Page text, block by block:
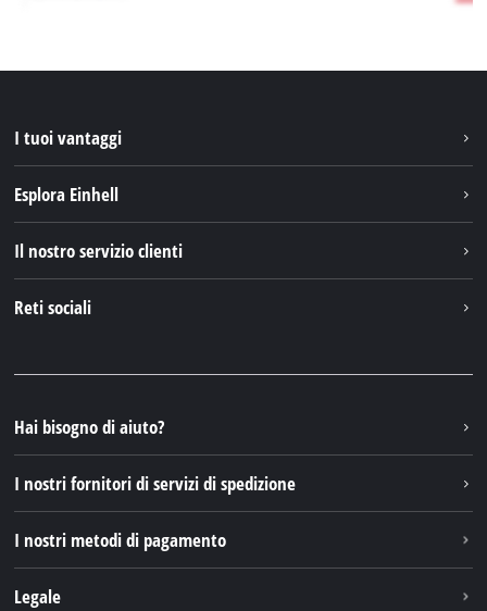
I tuoi vantaggi
Esplora Einhell
Einhell Germany AG
Il nostro servizio clienti
Reti sociali
Instagram
TikTok
Pinterest
Hai bisogno di aiuto?
I nostri fornitori di servizi di spedizione
I nostri metodi di pagamento
Legale